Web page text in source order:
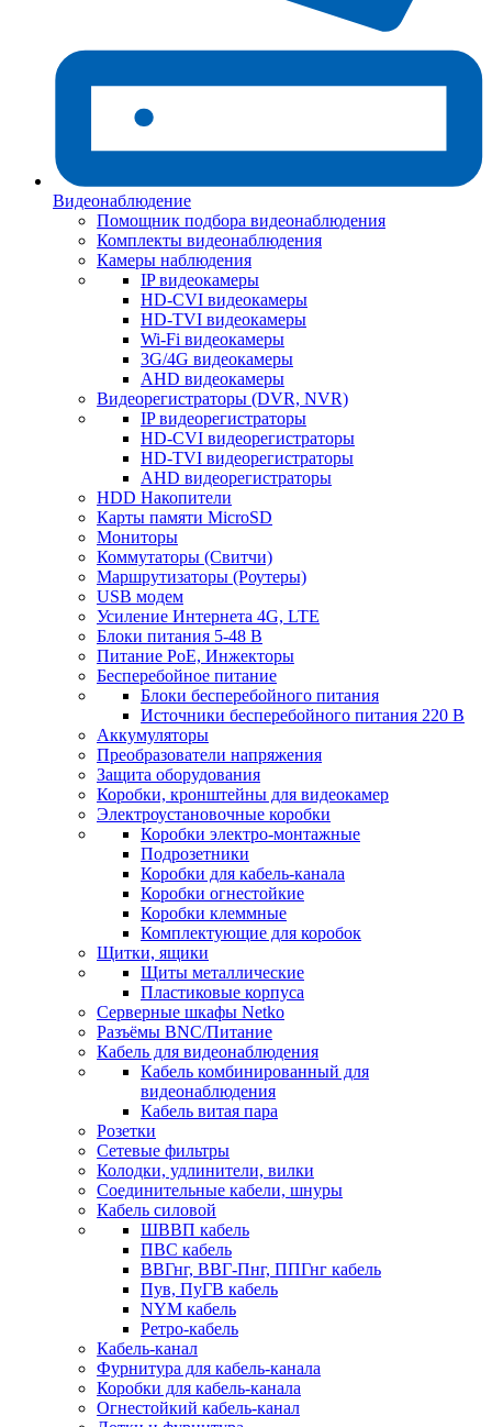
Видеонаблюдение
Помощник подбора видеонаблюдения
Комплекты видеонаблюдения
Камеры наблюдения
IP видеокамеры
HD-CVI видеокамеры
HD-TVI видеокамеры
Wi-Fi видеокамеры
3G/4G видеокамеры
AHD видеокамеры
Видеорегистраторы (DVR, NVR)
IP видеорегистраторы
HD-CVI видеорегистраторы
HD-TVI видеорегистраторы
AHD видеорегистраторы
HDD Накопители
Карты памяти MicroSD
Мониторы
Коммутаторы (Свитчи)
Маршрутизаторы (Роутеры)
USB модем
Усиление Интернета 4G, LTE
Блоки питания 5-48 В
Питание PoE, Инжекторы
Бесперебойное питание
Блоки бесперебойного питания
Источники бесперебойного питания 220 В
Аккумуляторы
Преобразователи напряжения
Защита оборудования
Коробки, кронштейны для видеокамер
Электроустановочные коробки
Коробки электро-монтажные
Подрозетники
Коробки для кабель-канала
Коробки огнестойкие
Коробки клеммные
Комплектующие для коробок
Щитки, ящики
Щиты металлические
Пластиковые корпуса
Серверные шкафы Netko
Разъёмы BNC/Питание
Кабель для видеонаблюдения
Кабель комбинированный для
видеонаблюдения
Кабель витая пара
Розетки
Сетевые фильтры
Колодки, удлинители, вилки
Соединительные кабели, шнуры
Кабель силовой
ШВВП кабель
ПВС кабель
ВВГнг, ВВГ-Пнг, ППГнг кабель
Пув, ПуГВ кабель
NYM кабель
Ретро-кабель
Кабель-канал
Фурнитура для кабель-канала
Коробки для кабель-канала
Огнестойкий кабель-канал